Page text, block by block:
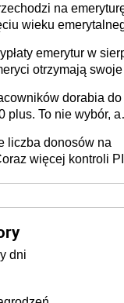
na
wieku
w stanie?
gospodarki
emerytur w
otrzymają swoje
dorabia do
plus. To nie wybór, a
liczba donosów na
więcej kontroli
dni